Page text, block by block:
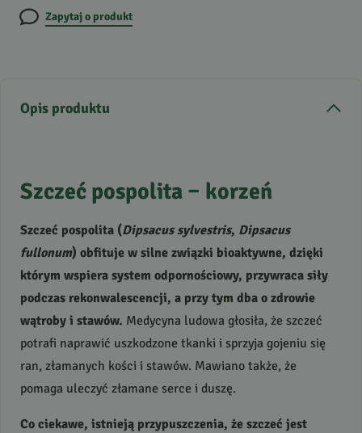
Zapytaj o produkt
Opis produktu
Szczeć pospolita – korzeń
Szczeć pospolita (Dipsacus sylvestris, Dipsacus
fullonum) obfituje w silne związki bioaktywne, dzięki
którym wspiera system odpornościowy, przywraca siły
podczas rekonwalescencji, a przy tym dba o zdrowie
wątroby i stawów. Medycyna ludowa głosiła, że szczeć
potrafi naprawić uszkodzone tkanki i sprzyja gojeniu się
ran, złamanych kości i stawów. Mawiano także, że
pomaga uleczyć złamane serce i duszę.
Co ciekawe, istnieją przypuszczenia, że szczeć jest